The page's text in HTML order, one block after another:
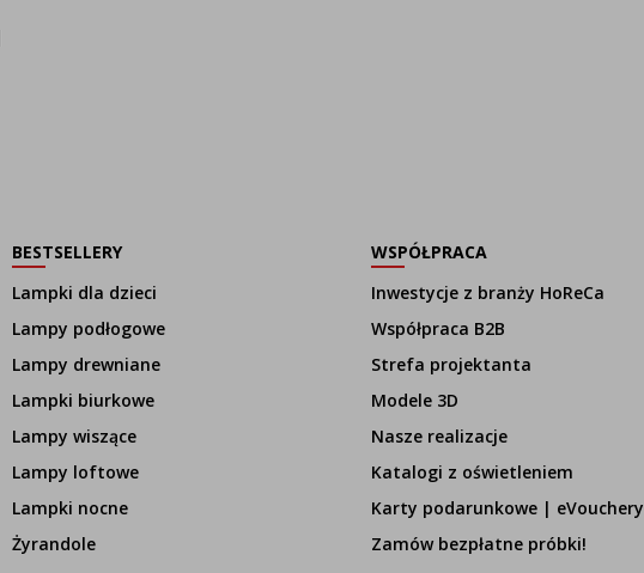
BESTSELLERY
Lampki dla dzieci
Lampy podłogowe
Lampy drewniane
Lampki biurkowe
Lampy wiszące
Lampy loftowe
Lampki nocne
Żyrandole
WSPÓŁPRACA
Inwestycje z branży HoReCa
Współpraca B2B
Strefa projektanta
Modele 3D
Nasze realizacje
Katalogi z oświetleniem
Karty podarunkowe | eVouchery
Zamów bezpłatne próbki!